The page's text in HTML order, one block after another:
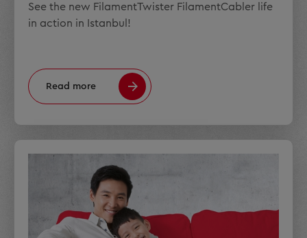
See the new FilamentTwister FilamentCabler life
in action in Istanbul!
Read more